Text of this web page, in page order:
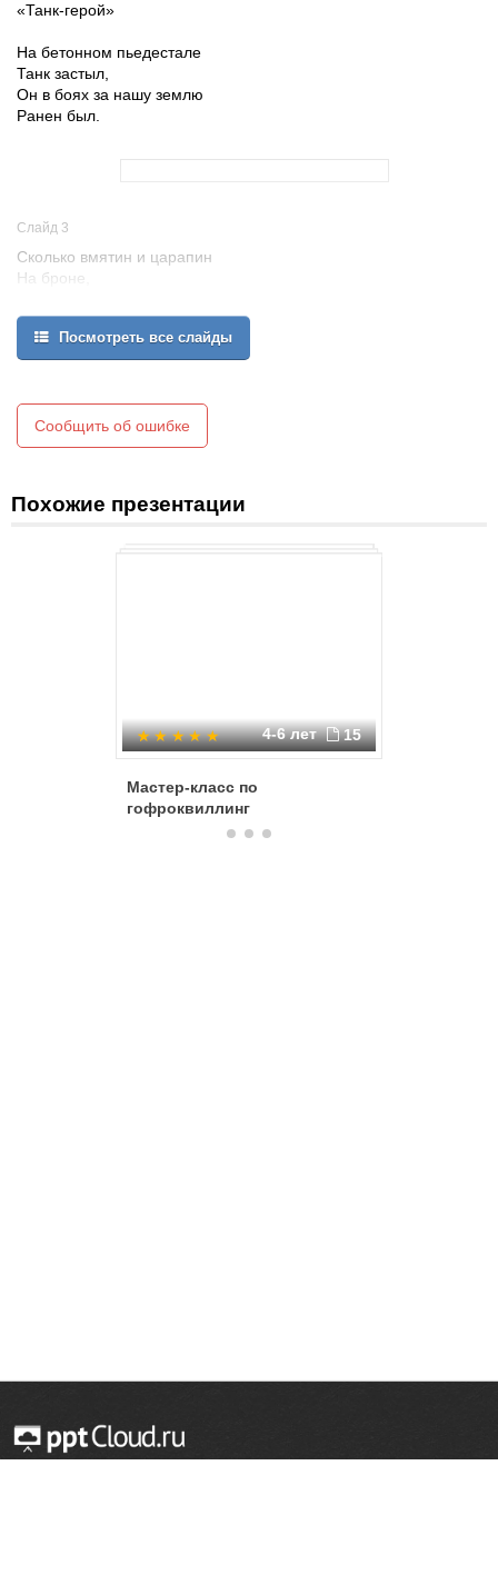
«Танк-герой»
На бетонном пьедестале
Танк застыл,
Он в боях за нашу землю
Ранен был.
Слайд 3
Сколько вмятин и царапин
На броне,
На войне.
Посмотреть все слайды
Сообщить об ошибке
Похожие презентации
4-6 лет 15
Мастер-класс по
гофроквиллинг